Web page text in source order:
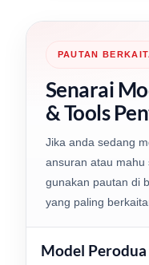
PAUTAN
Senarai
& Tools
Jika anda sedang
ansuran atau mahu
gunakan pautan di
yang paling
Model Perodua